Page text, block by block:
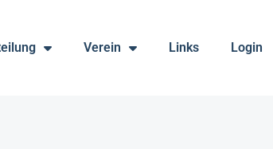
Verein Links Login